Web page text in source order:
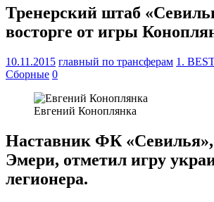
Тренерский штаб
восторге от игры
10.11.2015 главный по трансферам 1. BEST
Сборные 0
Евгений Коноплянка
Наставник ФК
Эмери, отметил игру
легионера.